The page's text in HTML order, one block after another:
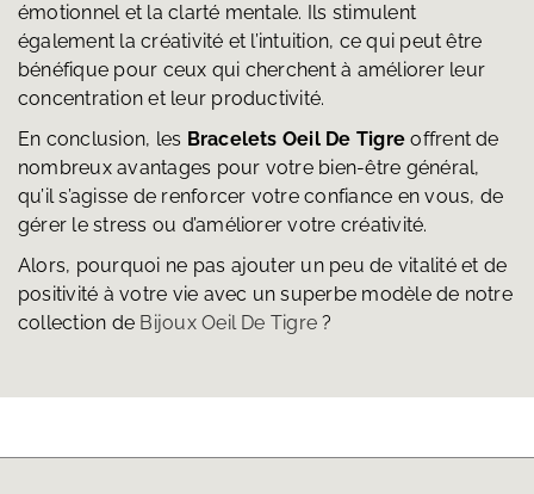
émotionnel et la clarté mentale. Ils stimulent
également la créativité et l’intuition, ce qui peut être
bénéfique pour ceux qui cherchent à améliorer leur
concentration et leur productivité.
En conclusion, les Bracelets Oeil De Tigre offrent de
nombreux avantages pour votre bien-être général,
qu’il s’agisse de renforcer votre confiance en vous, de
gérer le stress ou d’améliorer votre créativité.
Alors, pourquoi ne pas ajouter un peu de vitalité et de
positivité à votre vie avec un superbe modèle de notre
collection de Bijoux Oeil De Tigre ?